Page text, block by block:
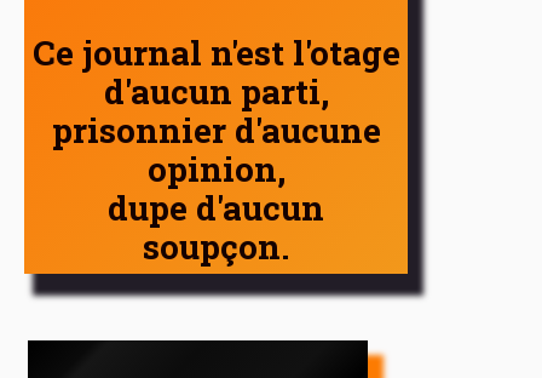
Ce journal n'est l'otage
d'aucun parti,
prisonnier d'aucune
opinion,
dupe d'aucun
soupçon.